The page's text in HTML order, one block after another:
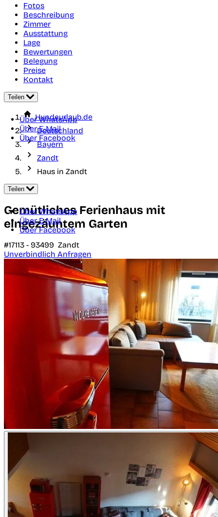
Fotos
Beschreibung
Zimmer
Ausstattung
Lage
Bewertungen
Belegung
Preise
Kontakt
Teilen
Über WhatsApp
Über E-Mail
Über Facebook
Hundeurlaub.de
Deutschland
Bayern
Zandt
Haus in Zandt
Teilen
Über WhatsApp
Über E-Mail
Über Facebook
Gemütliches Ferienhaus mit
eingezäuntem Garten
#17113 - 93499 Zandt
Unverbindlich Anfragen